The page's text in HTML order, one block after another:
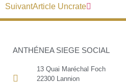
SuivantArticle Uncrate
ANTHÉNEA SIEGE SOCIAL
13 Quai Maréchal Foch
22300 Lannion